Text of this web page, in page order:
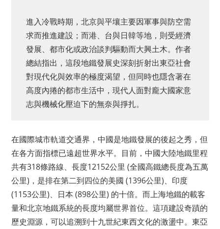
進入冷戰時期，北京與平壤主要因軍事與防空需
求而推進建設；而港、台與日韓等地，則受經濟
發展、都市化或政治談判驅動而大興土木。作者
總結指出，這段地鐵發展史深刻折射出東亞社會
對現代化與效率的極度渴望，但同時也隱含著在
高度內捲的都市生活中，現代人面對龐大國家意
志與機械化壓迫下的無奈與掙扎。
在國際城市軌道交通界，中國是地鐵發展的後起之秀，但
在各方面指標已遠超世界水平。目前，中國大陸地鐵里程
共有318條路線、長度12152公里 (全國高鐵總長度為五萬
公里)，是排在第二到四位的美國 (1396公里)、印度
(1153公里)、日本 (898公里) 的十倍。而上海地鐵的載客
量和北京地鐵系統的長度均屬世界首位。這項建設奇蹟的
歷史淵源，可以追溯到十九世紀東西文化的激盪中。東亞